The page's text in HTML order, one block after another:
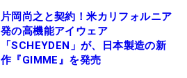
片岡尚之と契約！米カリフォルニア
発の高機能アイウェア
「SCHEYDEN」が、日本製造の新
作『GIMME』を発売